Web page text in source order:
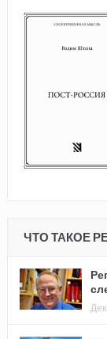
ЧТО ТАКОЕ